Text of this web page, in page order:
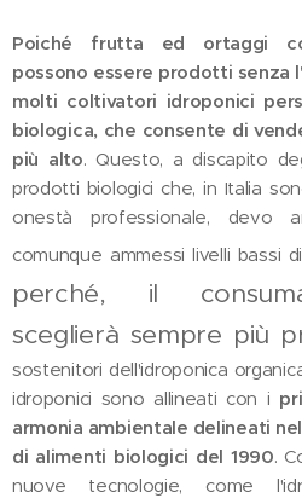
Poiché frutta ed ortaggi
possono essere prodotti senza
molti coltivatori idroponici
biologica, che consente di
più alto. Questo, a discapito
prodotti biologici che, in Italia
onestà professionale, devo
comunque ammessi livelli bassi
perché, il
sceglierà sempre più
sostenitori dell'idroponica
idroponici sono allineati con i
armonia ambientale delineati
di alimenti biologici del 1990.
nuove tecnologie, come